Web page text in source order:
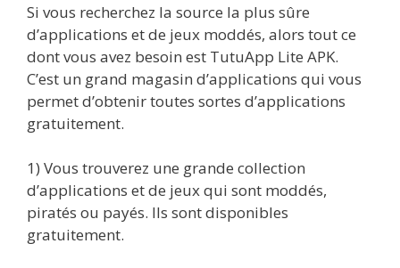
Si vous recherchez la source la plus sûre
d’applications et de jeux moddés, alors tout ce
dont vous avez besoin est TutuApp Lite APK.
C’est un grand magasin d’applications qui vous
permet d’obtenir toutes sortes d’applications
gratuitement.
1) Vous trouverez une grande collection
d’applications et de jeux qui sont moddés,
piratés ou payés. Ils sont disponibles
gratuitement.